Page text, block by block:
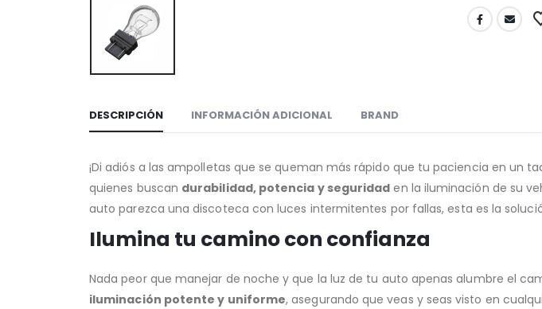
DESCRIPCIÓN INFORMACIÓN ADICIONAL BRAND
¡Di adiós a las ampolletas que se queman más rápido que tu paciencia en un
quienes buscan durabilidad, potencia y seguridad en la iluminación de su
auto parezca una discoteca con luces intermitentes por fallas, esta es la
Ilumina tu camino con confianza
Nada peor que manejar de noche y que la luz de tu auto apenas alumbre el
iluminación potente y uniforme, asegurando que veas y seas visto en